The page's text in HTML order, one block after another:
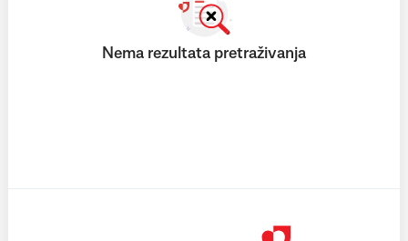
Nema rezultata pretraživanja